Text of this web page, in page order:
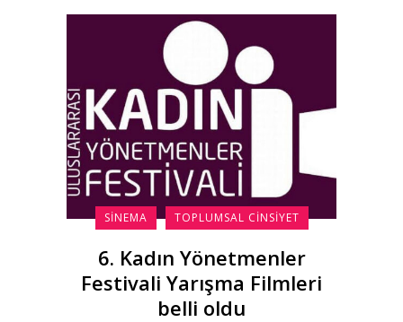
SINEMA TOPLUMSAL CINSIYET
6. Kadın Yönetmenler
Festivali Yarışma Filmleri
belli oldu